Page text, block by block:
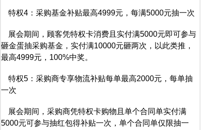
特权4：采购基金补贴最高4999元，每满5000元抽一次
展会期间，顾客凭特权卡消费且实付满5000元即可参与
砸金蛋抽采购基金，实付满10000元砸两次，以此类推，
最高4999元，100%中奖。
特权5：采购商专享物流补贴每单最高2000元，每单抽
一次
展会期间，采购商凭特权卡购物且单个合同单实付满
5000元可参与抽红包得补贴一次，单个合同单仅限抽一